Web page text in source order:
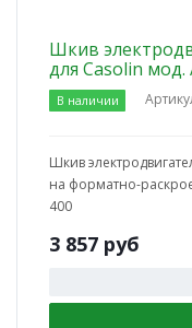
Шкив
для Casolin мод.
В наличии
Шкив
на форматно-
400
3 857 руб